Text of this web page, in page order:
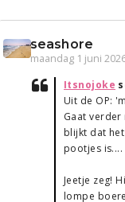
seashore
maandag 1 juni
Itsnojoke
Uit de OP:
Gaat
blijkt dat
pootjes is....
Jeetje zeg!
lompe